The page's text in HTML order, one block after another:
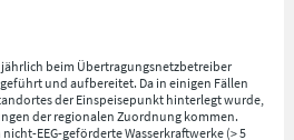
jährlich beim Übertragungsnetzbetreiber
und aufbereitet. Da in einigen Fällen
der Einspeisepunkt hinterlegt wurde,
der regionalen Zuordnung kommen.
EEG-geförderte Wasserkraftwerke (> 5